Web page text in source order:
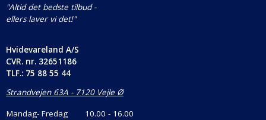
"Altid det bedste tilbud -
ellers laver vi det!"
Hvidevareland A/S
CVR. nr. 32651186
TLF.: 75 88 55 44
Strandvejen 63A - 7120 Vejle Ø
Mandag- Fredag
10.00 - 16.00